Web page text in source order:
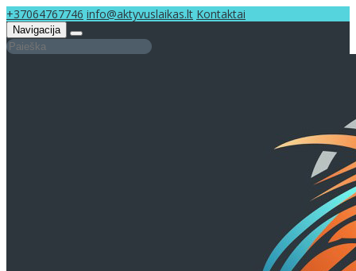
+37064767746 info@aktyvuslaikas.lt Kontaktai
Navigacija